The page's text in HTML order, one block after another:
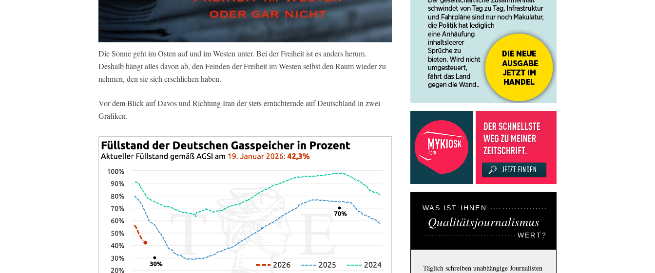
Die Sonne geht im Osten auf und im Westen unter. Bei der Freiheit ist es anders herum.
Deshalb hängt alles davon ab, den Feinden der Freiheit im Westen selbst den Raum wieder zu
nehmen, den sie sich erschlichen haben.
Vor dem Blick auf Davos und Richtung Iran der stets ernüchternde auf Deutschland in zwei
Grafiken.
WAS IST IHNEN
Qualitätsjournalismus
WERT?
Täglich schreiben unabhängige Journalisten